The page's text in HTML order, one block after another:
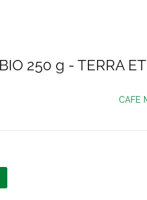
250 g - TERRA
CAFE